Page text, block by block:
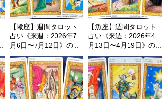
【蠍座】週間タロット
占い《来週：2026年7
月6日〜7月12日》の...
【魚座】週間タロット
占い《来週：2026年4
月13日〜4月19日》の...